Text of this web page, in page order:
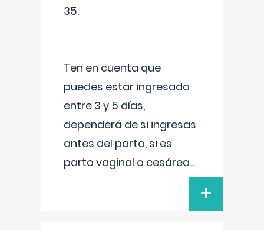
35.
Ten en cuenta que
puedes estar ingresada
entre 3 y 5 días,
dependerá de si ingresas
antes del parto, si es
parto vaginal o cesárea...
+